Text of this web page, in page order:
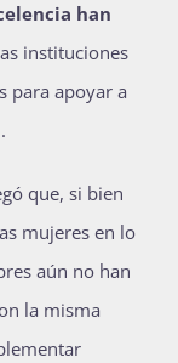
han
instituciones
para apoyar a
que, si bien
mujeres en lo
aún no han
la misma